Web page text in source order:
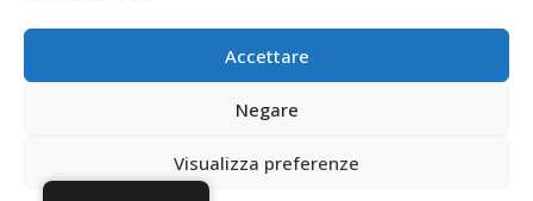
Accettare
Negare
Visualizza preferenze
Nueva versión ISP Gestión 6.01
Nueva versión ISP Gestión 6.0
Nuova versione ISP Management 5.13